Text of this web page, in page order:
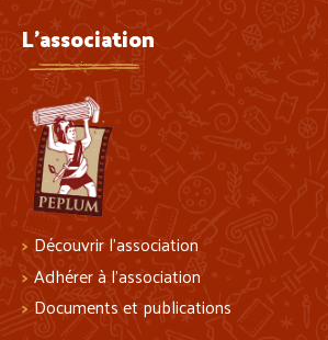
L'association
Découvrir l’association
Adhérer à l’association
Documents et publications